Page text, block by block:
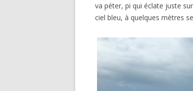
va péter, pi qui éclate juste
ciel bleu, à quelques mètres